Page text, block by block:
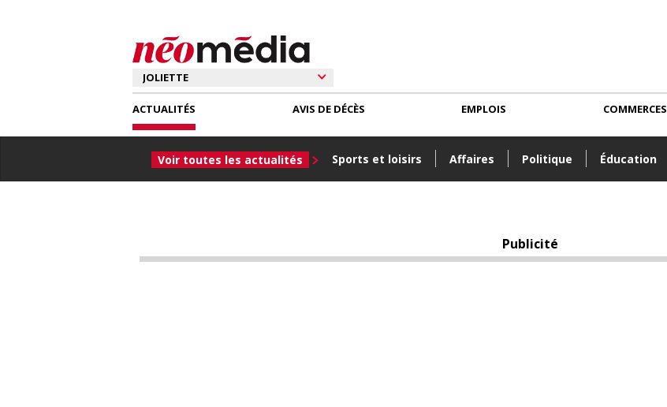
ACTUALITÉS
Voir toutes les actualités Sports et loisirs Affaires Politique Éducation
AVIS DE DÉCÈS EMPLOIS COMMERCES
Publicité